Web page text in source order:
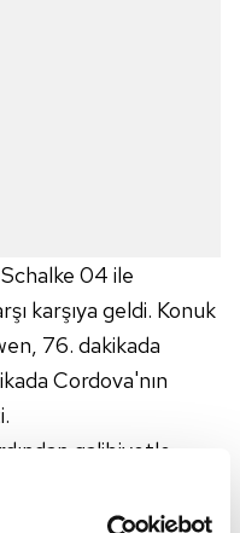
04 ile
karşıya geldi. Konuk
76. dakikada
Cordova'nın
galibiyetle
yükselterek maç
virüsü